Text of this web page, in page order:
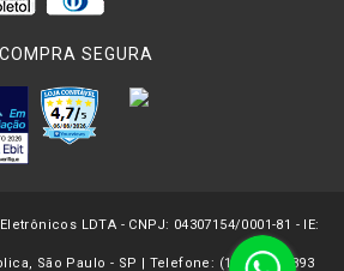
COMPRA SEGURA
LDTA - CNPJ: 04307154/0001-81 - IE:
São Paulo - SP | Telefone: (11) 3227-2893